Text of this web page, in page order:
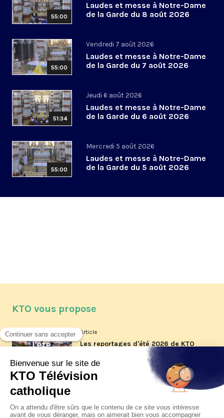
55:00
Laudes et messe à Notre-Dame
de la Garde du 8 août 2026
55:00
Vendredi 7 août 2026
Laudes et messe à Notre-Dame
de la Garde du 7 août 2026
51:34
Jeudi 6 août 2026
Laudes et messe à Notre-Dame
de la Garde du 6 août 2026
55:00
Mercredi 5 août 2026
Laudes et messe à Notre-Dame
de la Garde du 5 août 2026
KTO vous propose
Article
Les reportages d'été 2026 de KTO
Article
La visite pastorale du pape Léon
jeudi 6 août